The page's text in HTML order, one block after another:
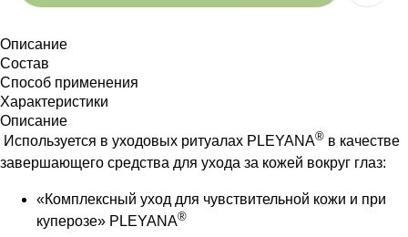
Описание
Состав
Способ применения
Характеристики
Описание
Используется в уходовых ритуалах PLEYANA® в качестве
завершающего средства для ухода за кожей вокруг глаз:
«Комплексный уход для чувствительной кожи и при
куперозе» PLEYANA®